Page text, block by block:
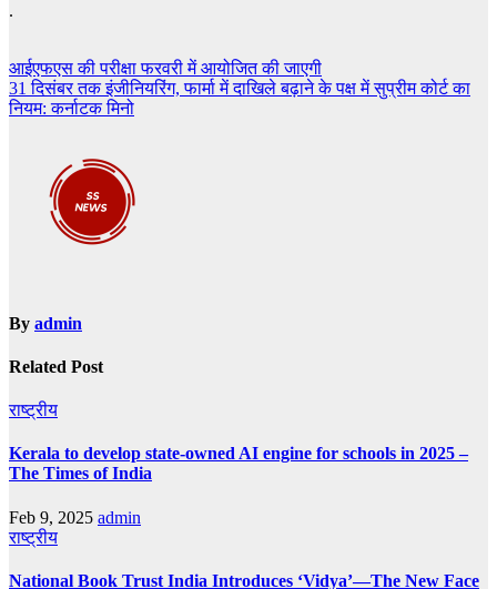
.
Post
navigation
आईएफएस की परीक्षा फरवरी में आयोजित की जाएगी
31 दिसंबर तक इंजीनियरिंग, फार्मा में दाखिले बढ़ाने के पक्ष में सुप्रीम कोर्ट का
नियम: कर्नाटक मिनो
By admin
Related Post
राष्ट्रीय
Kerala to develop state-owned AI engine for schools in 2025 –
The Times of India
Feb 9, 2025 admin
राष्ट्रीय
National Book Trust India Introduces ‘Vidya’—The New Face